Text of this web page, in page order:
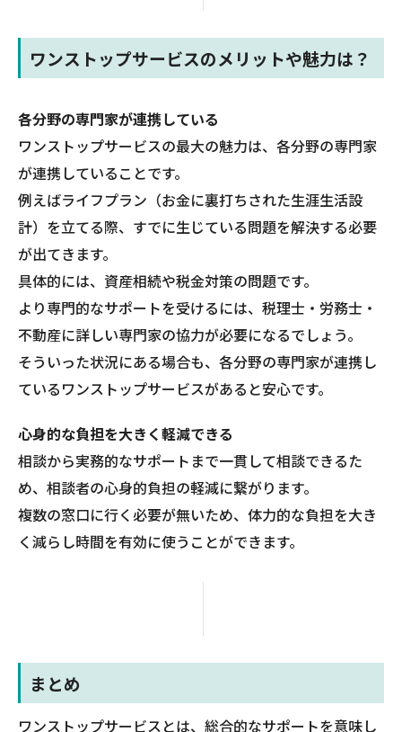
ワンストップサービスのメリットや魅力は？
各分野の専門家が連携している
ワンストップサービスの最大の魅力は、各分野の専門家
が連携していることです。
例えばライフプラン（お金に裏打ちされた生涯生活設
計）を立てる際、すでに生じている問題を解決する必要
が出てきます。
具体的には、資産相続や税金対策の問題です。
より専門的なサポートを受けるには、税理士・労務士・
不動産に詳しい専門家の協力が必要になるでしょう。
そういった状況にある場合も、各分野の専門家が連携し
ているワンストップサービスがあると安心です。
心身的な負担を大きく軽減できる
相談から実務的なサポートまで一貫して相談できるた
め、相談者の心身的負担の軽減に繋がります。
複数の窓口に行く必要が無いため、体力的な負担を大き
く減らし時間を有効に使うことができます。
まとめ
ワンストップサービスとは、総合的なサポートを意味し